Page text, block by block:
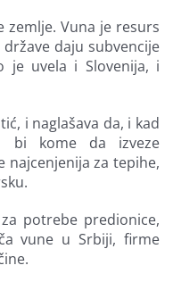
zemlje. Vuna je resurs
daju subvencije
je uvela i Slovenija, i
i naglašava da, i kad
bi kome da izveze
najcenjenija za tepihe,
potrebe predionice,
vune u Srbiji, firme